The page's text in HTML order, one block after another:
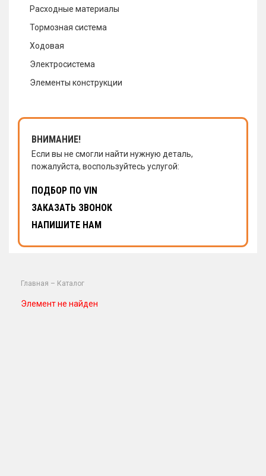
Расходные материалы
Тормозная система
Ходовая
Электросистема
Элементы конструкции
ВНИМАНИЕ!
Если вы не смогли найти нужную деталь,
пожалуйста, воспользуйтесь услугой:
ПОДБОР ПО VIN
ЗАКАЗАТЬ ЗВОНОК
НАПИШИТЕ НАМ
Главная – Каталог
Элемент не найден